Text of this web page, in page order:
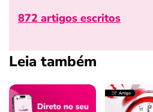
872 artigos escritos
Leia também